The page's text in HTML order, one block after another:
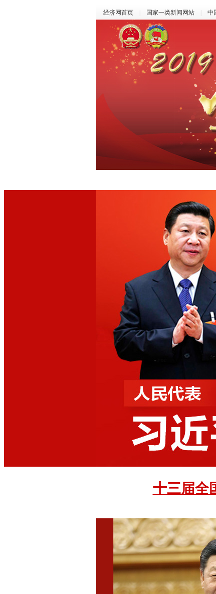
经济网首页 国家一类新闻网站 中
十三届全